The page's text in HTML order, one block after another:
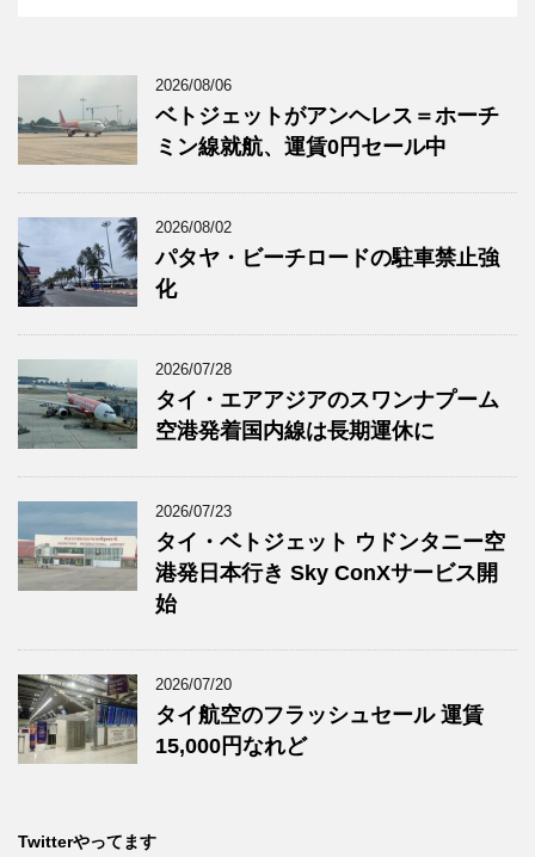
2026/08/06
ベトジェットがアンヘレス＝ホーチ
ミン線就航、運賃0円セール中
2026/08/02
パタヤ・ビーチロードの駐車禁止強
化
2026/07/28
タイ・エアアジアのスワンナプーム
空港発着国内線は長期運休に
2026/07/23
タイ・ベトジェット ウドンタニー空
港発日本行き Sky ConXサービス開
始
2026/07/20
タイ航空のフラッシュセール 運賃
15,000円なれど
Twitterやってます